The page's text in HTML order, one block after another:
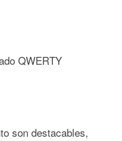
QWERTY
son destacables,